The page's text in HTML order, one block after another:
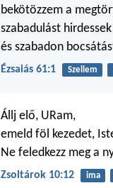
bekötözzem a
szabadulást
és szabadon
Ézsaiás 61:1 Szellem
Állj elő, URam,
emeld föl kezedet,
Ne feledkezz meg a
Zsoltárok 10:12 ima